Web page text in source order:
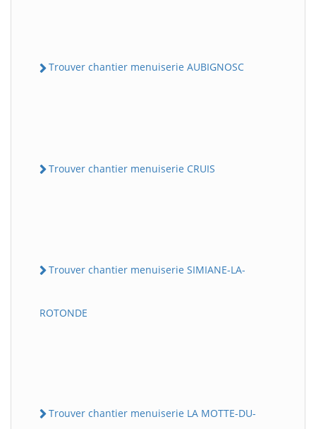
Trouver chantier menuiserie AUBIGNOSC
Trouver chantier menuiserie CRUIS
Trouver chantier menuiserie SIMIANE-LA-
ROTONDE
Trouver chantier menuiserie LA MOTTE-DU-